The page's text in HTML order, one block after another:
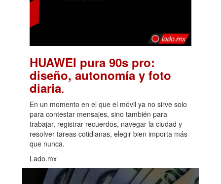
HUAWEI pura 90s pro:
diseño, autonomía y foto
diaria.
En un momento en el que el móvil ya no sirve solo
para contestar mensajes, sino también para
trabajar, registrar recuerdos, navegar la ciudad y
resolver tareas cotidianas, elegir bien importa más
que nunca.
Lado.mx